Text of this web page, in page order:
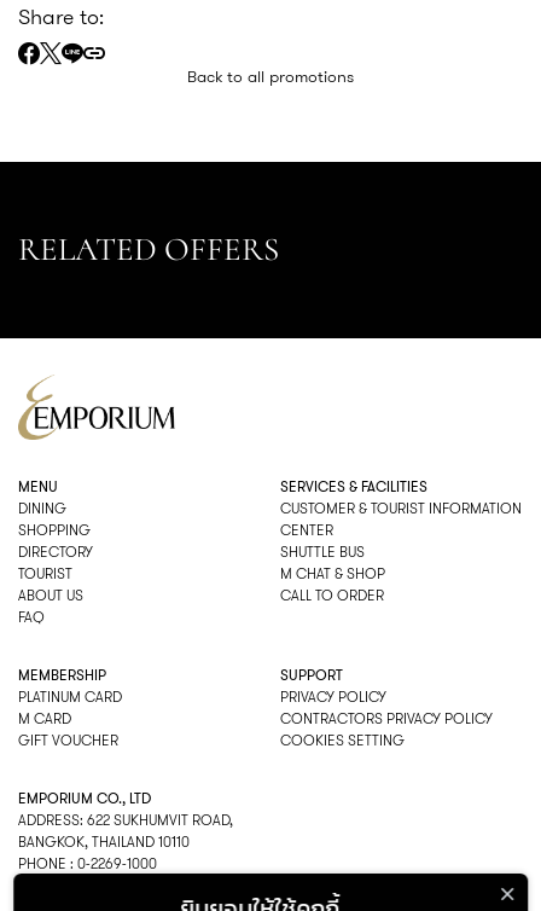
Share to:
Back to all promotions
RELATED OFFERS
MENU
DINING
SHOPPING
DIRECTORY
TOURIST
ABOUT US
FAQ
SERVICES & FACILITIES
CUSTOMER & TOURIST INFORMATION
CENTER
SHUTTLE BUS
M CHAT & SHOP
CALL TO ORDER
MEMBERSHIP
PLATINUM CARD
M CARD
GIFT VOUCHER
SUPPORT
PRIVACY POLICY
CONTRACTORS PRIVACY POLICY
COOKIES SETTING
EMPORIUM CO., LTD
ADDRESS: 622 SUKHUMVIT ROAD,
BANGKOK, THAILAND 10110
PHONE : 0-2269-1000
DEPARTMENT, SHOPPING